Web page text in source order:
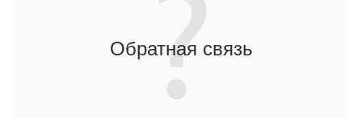
Обратная связь